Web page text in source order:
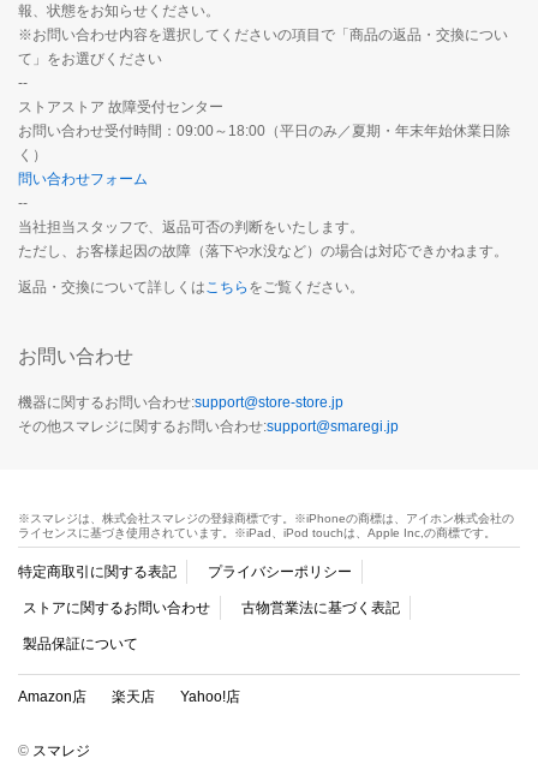
報、状態をお知らせください。
※お問い合わせ内容を選択してくださいの項目で「商品の返品・交換につい
て」をお選びください
--
ストアストア 故障受付センター
お問い合わせ受付時間：09:00～18:00（平日のみ／夏期・年末年始休業日除
く）
問い合わせフォーム
--
当社担当スタッフで、返品可否の判断をいたします。
ただし、お客様起因の故障（落下や水没など）の場合は対応できかねます。
返品・交換について詳しくは こちら をご覧ください。
お問い合わせ
機器に関するお問い合わせ:support@store-store.jp
その他スマレジに関するお問い合わせ:support@smaregi.jp
※スマレジは、株式会社スマレジの登録商標です。※iPhoneの商標は、アイホン株式会社の
ライセンスに基づき使用されています。※iPad、iPod touchは、Apple Inc,の商標です。
特定商取引に関する表記 プライバシーポリシー
ストアに関するお問い合わせ 古物営業法に基づく表記
製品保証について
Amazon店 楽天店 Yahoo!店
© スマレジ